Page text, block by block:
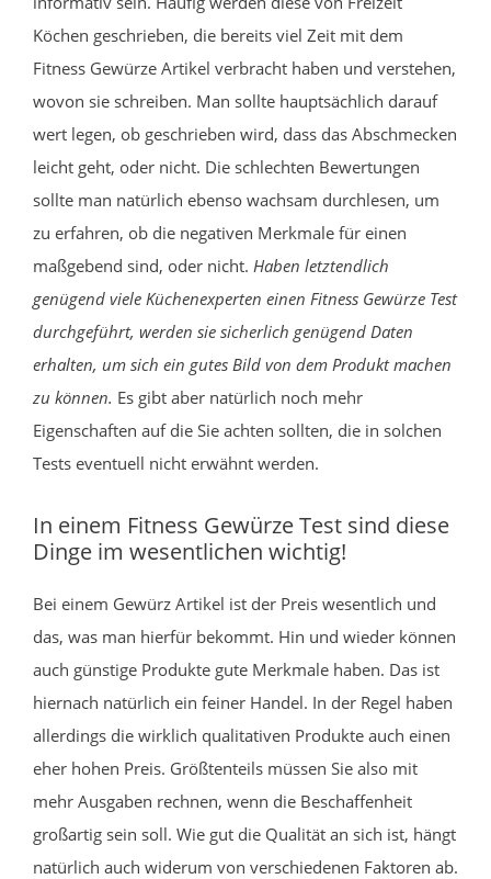
Köchen geschrieben, die bereits viel Zeit mit dem
Fitness Gewürze Artikel verbracht haben und verstehen,
wovon sie schreiben. Man sollte hauptsächlich darauf
wert legen, ob geschrieben wird, dass das Abschmecken
leicht geht, oder nicht. Die schlechten Bewertungen
sollte man natürlich ebenso wachsam durchlesen, um
zu erfahren, ob die negativen Merkmale für einen
maßgebend sind, oder nicht. Haben letztendlich
genügend viele Küchenexperten einen Fitness Gewürze Test
durchgeführt, werden sie sicherlich genügend Daten
erhalten, um sich ein gutes Bild von dem Produkt machen
zu können. Es gibt aber natürlich noch mehr
Eigenschaften auf die Sie achten sollten, die in solchen
Tests eventuell nicht erwähnt werden.
In einem Fitness Gewürze Test sind diese
Dinge im wesentlichen wichtig!
Bei einem Gewürz Artikel ist der Preis wesentlich und
das, was man hierfür bekommt. Hin und wieder können
auch günstige Produkte gute Merkmale haben. Das ist
hiernach natürlich ein feiner Handel. In der Regel haben
allerdings die wirklich qualitativen Produkte auch einen
eher hohen Preis. Größtenteils müssen Sie also mit
mehr Ausgaben rechnen, wenn die Beschaffenheit
großartig sein soll. Wie gut die Qualität an sich ist, hängt
natürlich auch widerum von verschiedenen Faktoren ab.